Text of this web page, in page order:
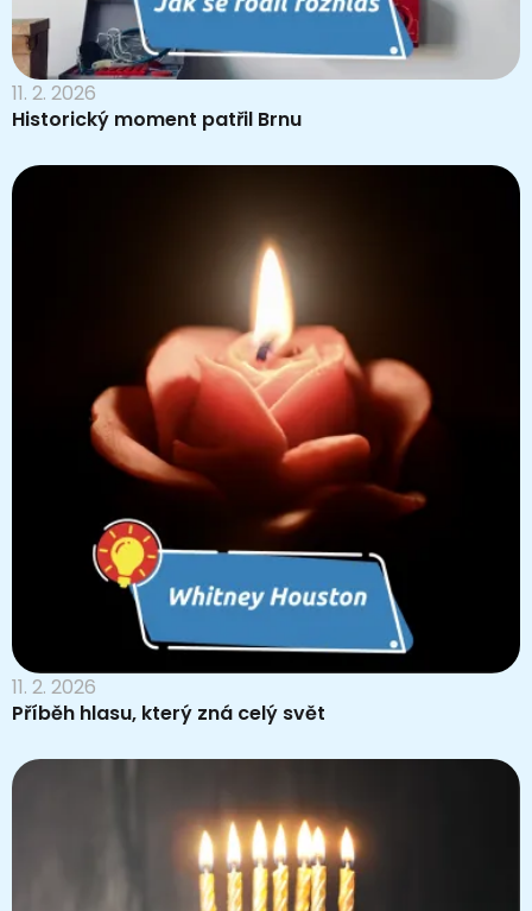
11. 2. 2026
Historický moment patřil Brnu
11. 2. 2026
Příběh hlasu, který zná celý svět